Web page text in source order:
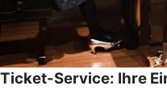
Ticket-Service: Ihre